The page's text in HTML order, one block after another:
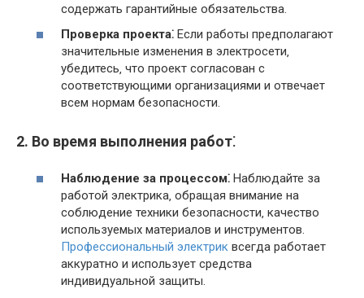
содержать гарантийные обязательства.
Проверка проекта⁚ Если работы предполагают
значительные изменения в электросети‚
убедитесь‚ что проект согласован с
соответствующими организациями и отвечает
всем нормам безопасности.
2. Во время выполнения работ⁚
Наблюдение за процессом⁚ Наблюдайте за
работой электрика‚ обращая внимание на
соблюдение техники безопасности‚ качество
используемых материалов и инструментов.
Профессиональный электрик всегда работает
аккуратно и использует средства
индивидуальной защиты.